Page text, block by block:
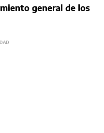
general de los